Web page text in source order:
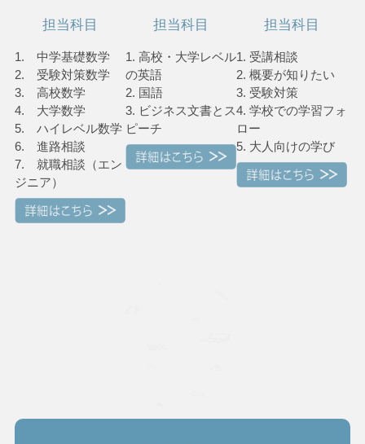
担当科目
1. 中学基礎数学
2. 受験対策数学
3. 高校数学
4. 大学数学
5. ハイレベル数学
6. 進路相談
7. 就職相談（エン
ジニア）
担当科目
1. 高校・大学レベル
の英語
2. 国語
3. ビジネス文書とス
ピーチ
担当科目
1. 受講相談
2. 概要が知りたい
3. 受験対策
4. 学校での学習フォ
ロー
5. 大人向けの学び